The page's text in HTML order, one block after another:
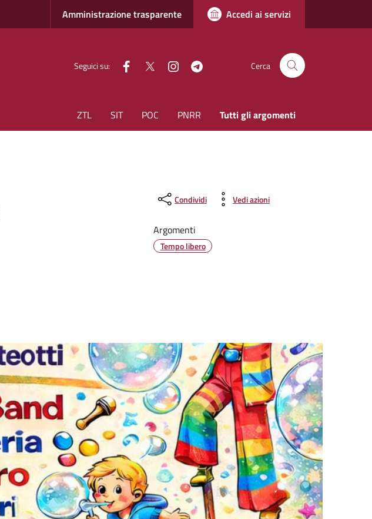
Amministrazione trasparente Accedi ai servizi
Seguici su: facebook
Twitter instagram Cerca
ZTL SIT POC PNRR Tutti gli argomenti
Condividi Vedi azioni
Argomenti
Tempo libero